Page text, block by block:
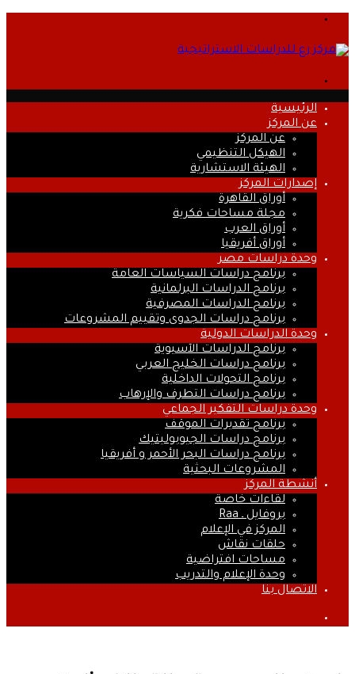
الرئيسية
عن المركز
عن المركز
الهيكل التنظيمي
الهيئة الاستشارية
إصدارات المركز
أوراق القاهرة
مجلة مساحات فكرية
أوراق العرب
أوراق أفريقيا
وحدة دراسات مصر
برنامج دراسات السياسات العامة
برنامج الدراسات البرلمانية
برنامج الدراسات المصرفية
برنامج دراسات الجدوى وتقييم المشروعات
وحدة الدراسات الدولية
برنامج الدراسات الآسيوية
برنامج دراسات الخليج العربي
برنامج التحولات الداخلية
برنامج دراسات التطرف والإرهاب
وحدة دراسات التفكير الجماعي
برنامج تقديرات الموقف
برنامج دراسات الجيوبوليتيك
برنامج دراسات البحر الأحمر و أفريقيا
المشروعات البحثية
أنشطة المركز
لقاءات خاصة
بروفايل ـ Raa
المركز في الإعلام
حلقات نقاش
مساحات افتراضية
وحدة الإعلام والتدريب
الاتصال بنا